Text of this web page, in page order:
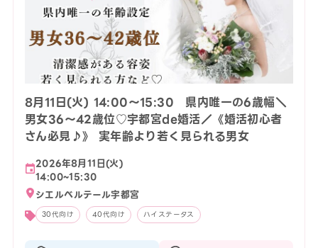
8月11日(火) 14:00〜15:30 県内唯一の6歳幅＼
男女36～42歳位♡宇都宮de婚活／《婚活初心者
さん必見♪》 実年齢より若く見られる男女
2026年8月11日(火)
14:00~15:30
シエルベルテール宇都宮
30代向け 40代向け ハイステータス